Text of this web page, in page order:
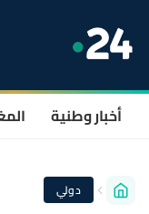
أخبار وطنية
دولي